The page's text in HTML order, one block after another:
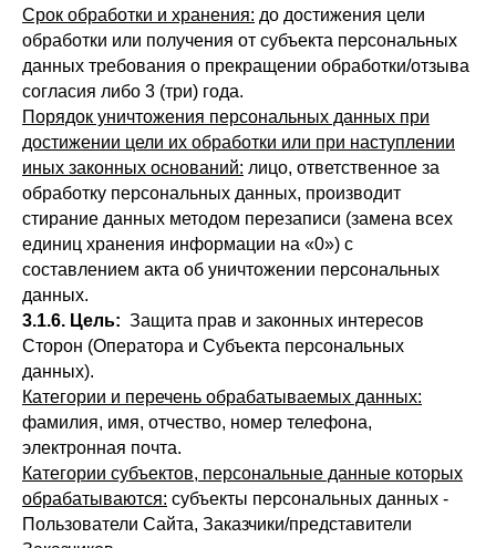
Срок обработки и хранения: до достижения цели
обработки или получения от субъекта персональных
данных требования о прекращении обработки/отзыва
согласия либо 3 (три) года.
Порядок уничтожения персональных данных при
достижении цели их обработки или при наступлении
иных законных оснований: лицо, ответственное за
обработку персональных данных, производит
стирание данных методом перезаписи (замена всех
единиц хранения информации на «0») с
составлением акта об уничтожении персональных
данных.
3.1.6. Цель: Защита прав и законных интересов
Сторон (Оператора и Субъекта персональных
данных).
Категории и перечень обрабатываемых данных:
фамилия, имя, отчество, номер телефона,
электронная почта.
Категории субъектов, персональные данные которых
обрабатываются: субъекты персональных данных -
Пользователи Сайта, Заказчики/представители